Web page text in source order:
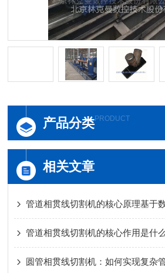
产品分类PRODUCT
相关文章
管道相贯线切割机的核心原理基于
管道相贯线切割机的核心作用是什
圆管相贯线切割机：如何实现复杂